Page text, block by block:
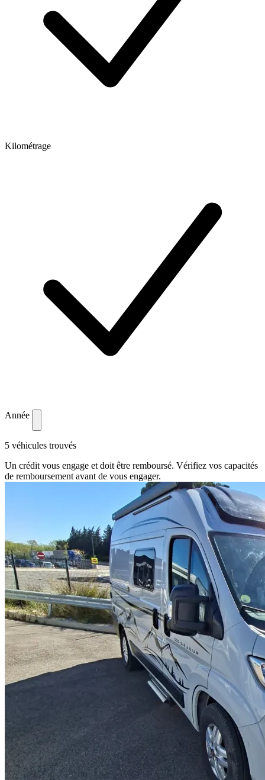
Kilométrage
Année
5 véhicules trouvés
Un crédit vous engage et doit être remboursé. Vérifiez vos capacités
de remboursement avant de vous engager.